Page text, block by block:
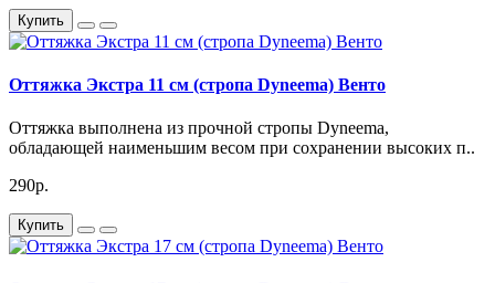
Купить
Оттяжка Экстра 11 см (стропа Dyneema) Венто
Оттяжка выполнена из прочной стропы Dyneema,
обладающей наименьшим весом при сохранении высоких п..
290р.
Купить